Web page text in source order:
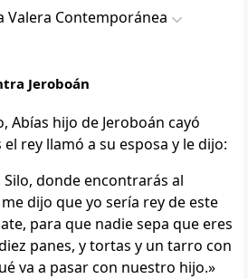
Valera Contemporánea
Jeroboán
Abías hijo de Jeroboán cayó
el rey llamó a su esposa y le dijo:
donde encontrarás al
dijo que yo sería rey de este
para que nadie sepa que eres
panes, y tortas y un tarro con
va a pasar con nuestro hijo.»